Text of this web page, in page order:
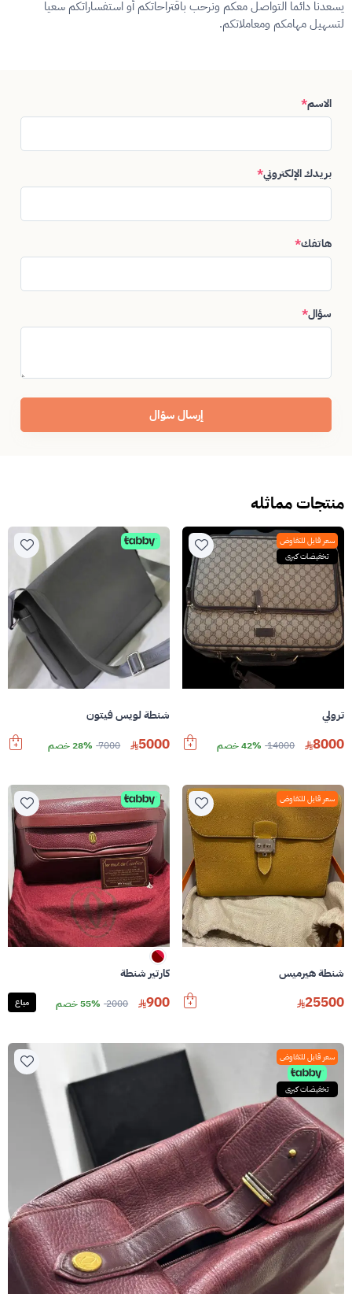
يسعدنا دائما التواصل معكم ونرحب باقتراحاتكم أو استفساراتكم سعيا
لتسهيل مهامكم ومعاملاتكم.
الاسم*
بريدك الإلكتروني*
هاتفك*
سؤال*
إرسال سؤال
منتجات مماثله
سعر قابل للتفاوض
تخفيضات كبرى
ترولي
8000
14000 42% خصم
شنطة لويس فيتون
5000
7000 28% خصم
سعر قابل للتفاوض
شنطة هيرميس
25500
كارتير شنطة
900
2000 55% خصم مباع
سعر قابل للتفاوض
تخفيضات كبرى